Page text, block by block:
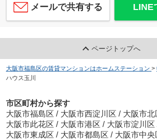
メールで共有する LINE
ページトップへ
大阪市福島区の賃貸マンションはホームステーション >
ハウス玉川
市区町村から探す
大阪市福島区 / 大阪市西淀川区 / 大阪市北
大阪市此花区 / 大阪市港区 / 大阪市淀川区
大阪市東成区 / 大阪市都島区 / 大阪市中央